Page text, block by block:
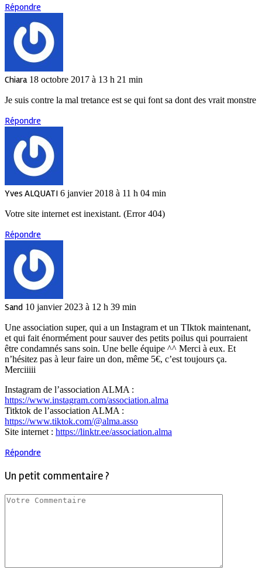
Répondre
Chiara 18 octobre 2017 à 13 h 21 min
Je suis contre la mal tretance est se qui font sa dont des vrait monstre
Répondre
Yves ALQUATI 6 janvier 2018 à 11 h 04 min
Votre site internet est inexistant. (Error 404)
Répondre
Sand 10 janvier 2023 à 12 h 39 min
Une association super, qui a un Instagram et un TIktok maintenant,
et qui fait énormément pour sauver des petits poilus qui pourraient
être condamnés sans soin. Une belle équipe ^^ Merci à eux. Et
n’hésitez pas à leur faire un don, même 5€, c’est toujours ça.
Merciiiii
Instagram de l’association ALMA :
https://www.instagram.com/association.alma
Titktok de l’association ALMA :
https://www.tiktok.com/@alma.asso
Site internet : https://linktr.ee/association.alma
Répondre
Un petit commentaire ?